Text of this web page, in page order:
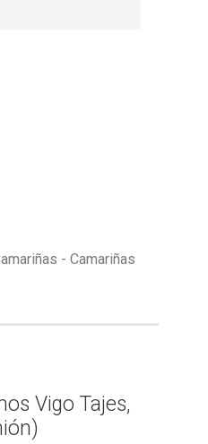
- Camariñas
Vigo Tajes,